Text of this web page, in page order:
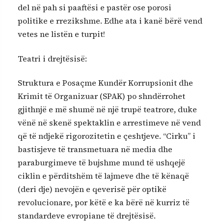
del në pah si paaftësi e pastër ose porosi
politike e rrezikshme. Edhe ata i kanë bërë vend
vetes ne listën e turpit!
Teatri i drejtësisë:
Struktura e Posaçme Kundër Korrupsionit dhe
Krimit të Organizuar (SPAK) po shndërrohet
gjithnjë e më shumë në një trupë teatrore, duke
vënë në skenë spektaklin e arrestimeve në vend
që të ndjekë rigorozitetin e çeshtjeve. “Cirku” i
bastisjeve të transmetuara në media dhe
paraburgimeve të bujshme mund të ushqejë
ciklin e përditshëm të lajmeve dhe të kënaqë
(deri dje) nevojën e qeverisë për optikë
revolucionare, por këtë e ka bërë në kurriz të
standardeve evropiane të drejtësisë.